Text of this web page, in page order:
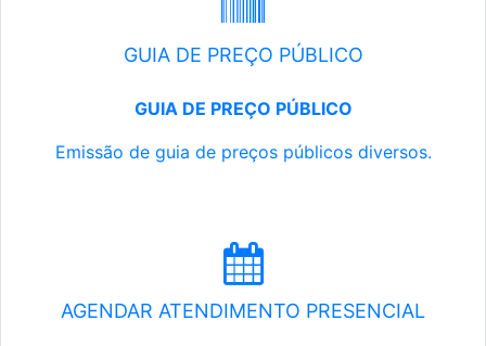
GUIA DE PREÇO PÚBLICO
GUIA DE PREÇO PÚBLICO
Emissão de guia de preços públicos diversos.
AGENDAR ATENDIMENTO PRESENCIAL